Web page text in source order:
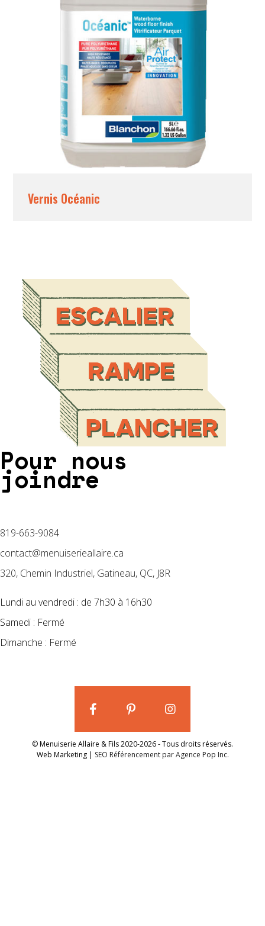
Vernis Océanic
Pour nous
joindre
819-663-9084
contact@menuiserieallaire.ca
320, Chemin Industriel, Gatineau, QC, J8R
Lundi au vendredi : de 7h30 à 16h30
Samedi : Fermé
Dimanche : Fermé
© Menuiserie Allaire & Fils 2020-2026 - Tous droits réservés.
Web Marketing | SEO Référencement par Agence Pop Inc.